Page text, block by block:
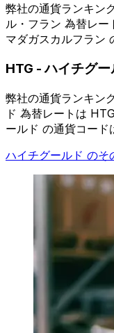
弊社の通貨ランキン
ル・フラン 為替レー
マダガスカルフラン
HTG -ハイチグー
弊社の通貨ランキン
ド 為替レートは
ールド の通貨コード
ハイチグールド のそ